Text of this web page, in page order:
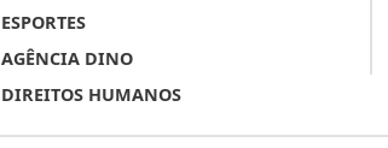
ESPORTES
AGÊNCIA DINO
DIREITOS HUMANOS